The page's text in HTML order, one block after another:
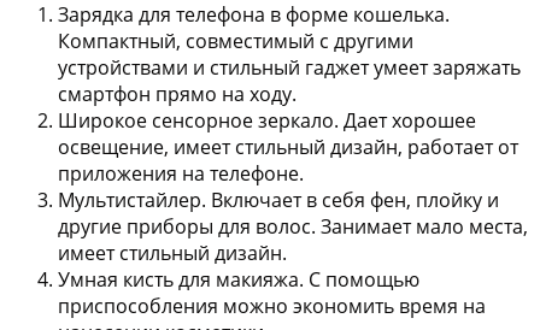
Зарядка для телефона в форме кошелька.
Компактный, совместимый с другими
устройствами и стильный гаджет умеет заряжать
смартфон прямо на ходу.
Широкое сенсорное зеркало. Дает хорошее
освещение, имеет стильный дизайн, работает от
приложения на телефоне.
Мультистайлер. Включает в себя фен, плойку и
другие приборы для волос. Занимает мало места,
имеет стильный дизайн.
Умная кисть для макияжа. С помощью
приспособления можно экономить время на